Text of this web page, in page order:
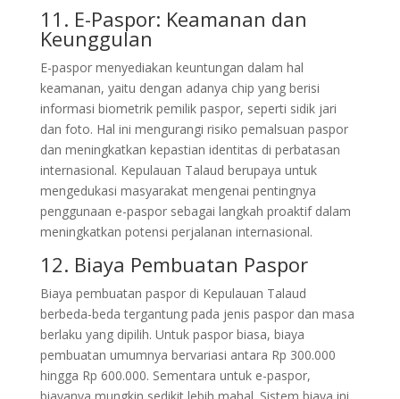
11. E-Paspor: Keamanan dan
Keunggulan
E-paspor menyediakan keuntungan dalam hal
keamanan, yaitu dengan adanya chip yang berisi
informasi biometrik pemilik paspor, seperti sidik jari
dan foto. Hal ini mengurangi risiko pemalsuan paspor
dan meningkatkan kepastian identitas di perbatasan
internasional. Kepulauan Talaud berupaya untuk
mengedukasi masyarakat mengenai pentingnya
penggunaan e-paspor sebagai langkah proaktif dalam
meningkatkan potensi perjalanan internasional.
12. Biaya Pembuatan Paspor
Biaya pembuatan paspor di Kepulauan Talaud
berbeda-beda tergantung pada jenis paspor dan masa
berlaku yang dipilih. Untuk paspor biasa, biaya
pembuatan umumnya bervariasi antara Rp 300.000
hingga Rp 600.000. Sementara untuk e-paspor,